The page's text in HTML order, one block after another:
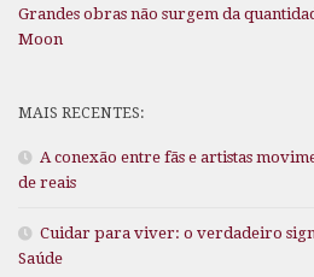
Grandes obras não surgem da
Moon
MAIS RECENTES:
A conexão entre fãs e artistas
de reais
Cuidar para viver: o verdadeiro
Saúde